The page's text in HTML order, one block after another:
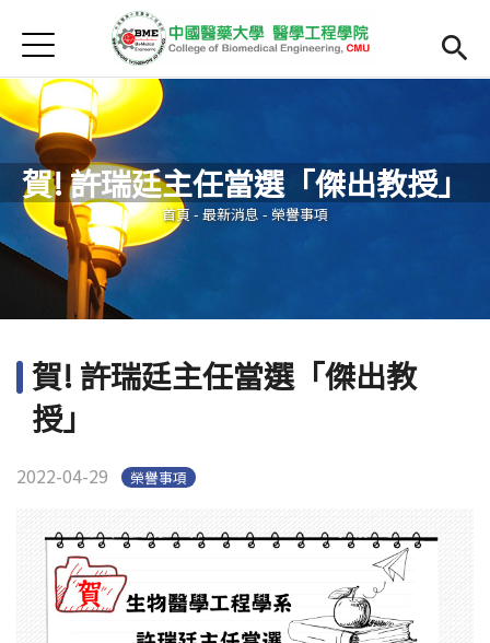
首頁
最新消息
Open submenu (院系簡介)
院系簡介
院長簡介
Open submenu (主任簡介)
主任簡介
師資
招生
Jump to Main content
賀! 許瑞廷主任當選「傑出教授」
您在這裡
首頁 - 最新消息 - 榮譽事項
賀! 許瑞廷主任當選「傑出教
授」
2022-04-29 榮譽事項